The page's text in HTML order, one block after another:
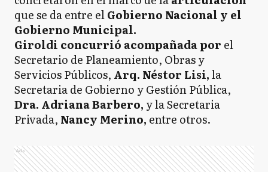
que se da entre elGobierno Nacional y el
Gobierno Municipal.
Giroldi concurrió acompañada por el
Secretario de Planeamiento, Obras y
Servicios Públicos, Arq. Néstor Lisi,la
Secretaria de Gobierno y Gestión Pública,
Dra. Adriana Barbero, y la Secretaria
Privada, Nancy Merino, entre otros.
Ads